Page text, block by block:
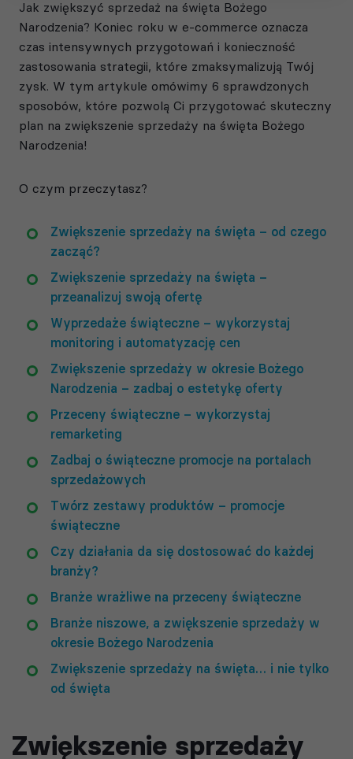
Jak zwiększyć sprzedaż na święta Bożego
Narodzenia? Koniec roku w e-commerce oznacza
czas intensywnych przygotowań i konieczność
zastosowania strategii, które zmaksymalizują Twój
zysk. W tym artykule omówimy 6 sprawdzonych
sposobów, które pozwolą Ci przygotować skuteczny
plan na zwiększenie sprzedaży na święta Bożego
Narodzenia!
O czym przeczytasz?
Zwiększenie sprzedaży na święta – od czego
zacząć?
Zwiększenie sprzedaży na święta –
przeanalizuj swoją ofertę
Wyprzedaże świąteczne – wykorzystaj
monitoring i automatyzację cen
Zwiększenie sprzedaży w okresie Bożego
Narodzenia – zadbaj o estetykę oferty
Przeceny świąteczne – wykorzystaj
remarketing
Zadbaj o świąteczne promocje na portalach
sprzedażowych
Twórz zestawy produktów – promocje
świąteczne
Czy działania da się dostosować do każdej
branży?
Branże wrażliwe na przeceny świąteczne
Branże niszowe, a zwiększenie sprzedaży w
okresie Bożego Narodzenia
Zwiększenie sprzedaży na święta… i nie tylko
od święta
Zwiększenie sprzedaży